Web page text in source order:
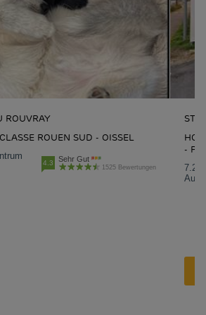
ROUVRAY
ROUEN SUD - OISSEL
4.3 Sehr Gut
1525 Bewertungen
ST-
-
7.2
Auf